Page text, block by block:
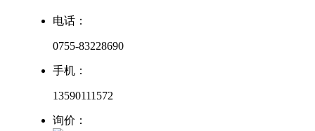
电话：
0755-83228690
手机：
13590111572
询价：